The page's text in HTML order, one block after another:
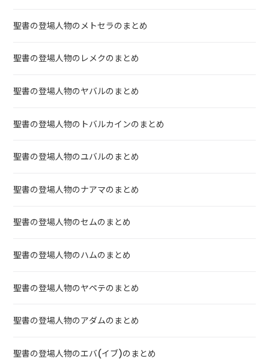
聖書の登場人物のメトセラのまとめ
聖書の登場人物のレメクのまとめ
聖書の登場人物のヤバルのまとめ
聖書の登場人物のトバルカインのまとめ
聖書の登場人物のユバルのまとめ
聖書の登場人物のナアマのまとめ
聖書の登場人物のセムのまとめ
聖書の登場人物のハムのまとめ
聖書の登場人物のヤペテのまとめ
聖書の登場人物のアダムのまとめ
聖書の登場人物のエバ(イブ)のまとめ